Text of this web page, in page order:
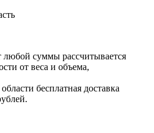
любой суммы рассчитывается
от веса и объема,
бесплатная доставка